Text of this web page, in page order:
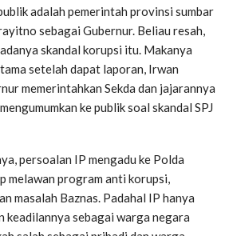
adalah pemerintah provinsi sumbar
sebagai Gubernur. Beliau resah,
skandal korupsi itu. Makanya
setelah dapat laporan, Irwan
memerintahkan Sekda dan jajarannya
ke publik soal skandal SPJ
persoalan IP mengadu ke Polda
melawan program anti korupsi,
masalah Baznas. Padahal IP hanya
keadilannya sebagai warga negara